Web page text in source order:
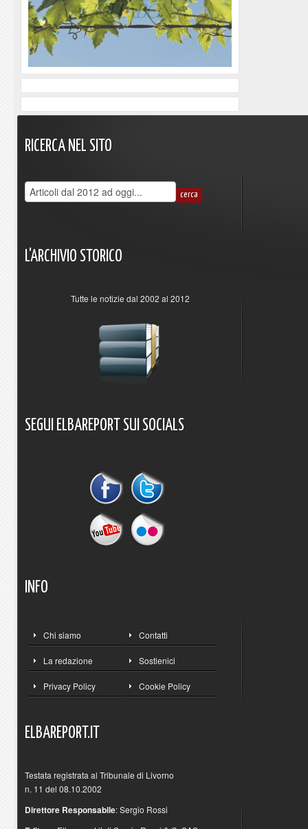
RICERCA NEL SITO
L'ARCHIVIO STORICO
Tutte le notizie dal 2002 al 2012
SEGUI ELBAREPORT SUI SOCIALS
INFO
Chi siamo Contatti
La redazione Sostienici
Privacy Policy Cookie Policy
ELBAREPORT.IT
Testata registrata al Tribunale di Livorno
n. 11 del 08.10.2002
Direttore Responsabile: Sergio Rossi